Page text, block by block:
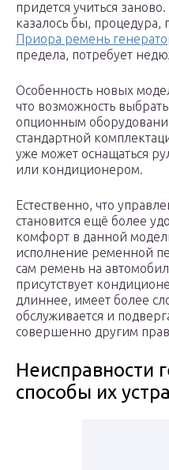
придется учиться
казалось бы,
Приора ремень
предела, потребует
Особенность новых
что возможность
опционным
стандартной
уже может оснащаться
или кондиционером.
Естественно, что
становится ещё более
комфорт в данной
исполнение ременной
сам ремень на
присутствует
длиннее, имеет более
обслуживается и
совершенно другим
Неисправности
способы их